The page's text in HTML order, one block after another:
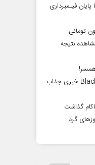
فیلمبرداری
ضروری ۷۵ میلیون تومانی
نتیجه
بازگشت Black Flag Resynced خبری جذاب
گذاشت
گرم